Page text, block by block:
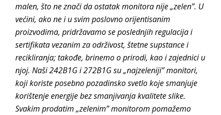
malen, što ne znači da ostatak monitora nije „zelen”. U
većini, ako ne i u svim poslovno orijentisanim
proizvodima, pridržavamo se poslednjih regulacija i
sertifikata vezanim za održivost, štetne supstance i
recikliranja; takođe, brinemo o prirodi, kao i zajednici u
njoj. Naši 242B1G i 272B1G su „najzeleniji” monitori,
koji koriste posebno pozadinsko svetlo koje smanjuje
korištenje energije bez smanjivanja kvalitete slike.
Svakim prodatim „zelenim” monitorom pomažemo